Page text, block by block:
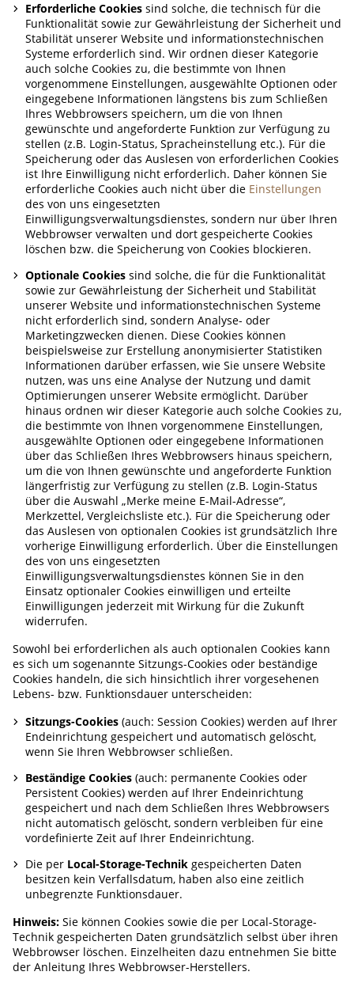
Erforderliche Cookies sind solche, die technisch für die
Funktionalität sowie zur Gewährleistung der Sicherheit und
Stabilität unserer Website und informationstechnischen
Systeme erforderlich sind. Wir ordnen dieser Kategorie
auch solche Cookies zu, die bestimmte von Ihnen
vorgenommene Einstellungen, ausgewählte Optionen oder
eingegebene Informationen längstens bis zum Schließen
Ihres Webbrowsers speichern, um die von Ihnen
gewünschte und angeforderte Funktion zur Verfügung zu
stellen (z.B. Login-Status, Spracheinstellung etc.). Für die
Speicherung oder das Auslesen von erforderlichen Cookies
ist Ihre Einwilligung nicht erforderlich. Daher können Sie
erforderliche Cookies auch nicht über die Einstellungen
des von uns eingesetzten
Einwilligungsverwaltungsdienstes, sondern nur über Ihren
Webbrowser verwalten und dort gespeicherte Cookies
löschen bzw. die Speicherung von Cookies blockieren.
Optionale Cookies sind solche, die für die Funktionalität
sowie zur Gewährleistung der Sicherheit und Stabilität
unserer Website und informationstechnischen Systeme
nicht erforderlich sind, sondern Analyse- oder
Marketingzwecken dienen. Diese Cookies können
beispielsweise zur Erstellung anonymisierter Statistiken
Informationen darüber erfassen, wie Sie unsere Website
nutzen, was uns eine Analyse der Nutzung und damit
Optimierungen unserer Website ermöglicht. Darüber
hinaus ordnen wir dieser Kategorie auch solche Cookies zu,
die bestimmte von Ihnen vorgenommene Einstellungen,
ausgewählte Optionen oder eingegebene Informationen
über das Schließen Ihres Webbrowsers hinaus speichern,
um die von Ihnen gewünschte und angeforderte Funktion
längerfristig zur Verfügung zu stellen (z.B. Login-Status
über die Auswahl „Merke meine E-Mail-Adresse“,
Merkzettel, Vergleichsliste etc.). Für die Speicherung oder
das Auslesen von optionalen Cookies ist grundsätzlich Ihre
vorherige Einwilligung erforderlich. Über die Einstellungen
des von uns eingesetzten
Einwilligungsverwaltungsdienstes können Sie in den
Einsatz optionaler Cookies einwilligen und erteilte
Einwilligungen jederzeit mit Wirkung für die Zukunft
widerrufen.
Sowohl bei erforderlichen als auch optionalen Cookies kann
es sich um sogenannte Sitzungs-Cookies oder beständige
Cookies handeln, die sich hinsichtlich ihrer vorgesehenen
Lebens- bzw. Funktionsdauer unterscheiden:
Sitzungs-Cookies (auch: Session Cookies) werden auf Ihrer
Endeinrichtung gespeichert und automatisch gelöscht,
wenn Sie Ihren Webbrowser schließen.
Beständige Cookies (auch: permanente Cookies oder
Persistent Cookies) werden auf Ihrer Endeinrichtung
gespeichert und nach dem Schließen Ihres Webbrowsers
nicht automatisch gelöscht, sondern verbleiben für eine
vordefinierte Zeit auf Ihrer Endeinrichtung.
Die per Local-Storage-Technik gespeicherten Daten
besitzen kein Verfallsdatum, haben also eine zeitlich
unbegrenzte Funktionsdauer.
Hinweis: Sie können Cookies sowie die per Local-Storage-
Technik gespeicherten Daten grundsätzlich selbst über ihren
Webbrowser löschen. Einzelheiten dazu entnehmen Sie bitte
der Anleitung Ihres Webbrowser-Herstellers.